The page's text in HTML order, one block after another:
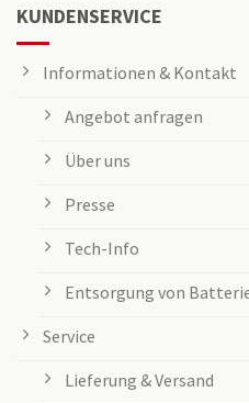
KUNDENSERVICE
Informationen & Kontakt
Angebot anfragen
Über uns
Presse
Tech-Info
Entsorgung von
Service
Lieferung & Versand